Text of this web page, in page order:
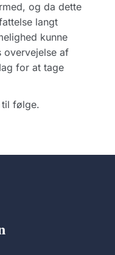
og da dette
langt
kunne
overvejelse af
for at tage
til følge.